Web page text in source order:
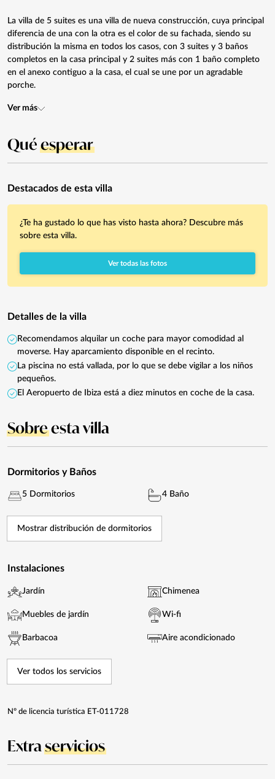
La villa de 5 suites es una villa de nueva construcción, cuya principal
diferencia de una con la otra es el color de su fachada, siendo su
distribución la misma en todos los casos, con 3 suites y 3 baños
completos en la casa principal y 2 suites más con 1 baño completo
en el anexo contiguo a la casa, el cual se une por un agradable
porche.
Ver más
Quéesperar
Destacados de esta villa
¿Te ha gustado lo que has visto hasta ahora? Descubre más
sobre esta villa.
Ver todas las fotos
Detalles de la villa
Recomendamos alquilar un coche para mayor comodidad al
moverse. Hay aparcamiento disponible en el recinto.
La piscina no está vallada, por lo que se debe vigilar a los niños
pequeños.
El Aeropuerto de Ibiza está a diez minutos en coche de la casa.
Sobreesta villa
Dormitorios y Baños
5 Dormitorios 4 Baño
Mostrar distribución de dormitorios
Instalaciones
Jardín
Muebles de jardín
Barbacoa
Chimenea
Wi-fi
Aire acondicionado
Ver todos los servicios
Nº de licencia turística ET-011728
Extraservicios